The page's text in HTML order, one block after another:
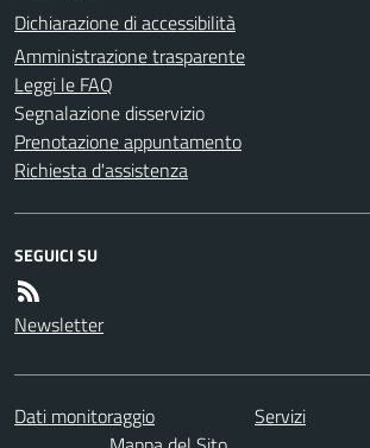
Dichiarazione di accessibilità
Amministrazione trasparente
Leggi le FAQ
Segnalazione disservizio
Prenotazione appuntamento
Richiesta d'assistenza
SEGUICI SU
Newsletter
Dati monitoraggio Servizi